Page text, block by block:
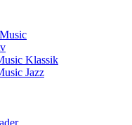
Klassik
Jazz